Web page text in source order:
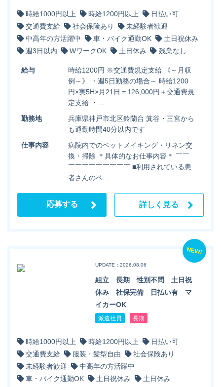
時給1000円以上 時給1200円以上
日払い可
交通費支給
社会保険あり
未経験者歓迎
中高年の方活躍中
車・バイク通勤OK
土日祝休み
週3日以内
WワークOK 土日休み 残業なし
給与
時給1200円 ※交通費規定支給 《～月収
例～》 ・週5日勤務の場合～ 時給1200
円×実5H×月21日＝126,000円＋交通費規
定支給 ・…
勤務地
兵庫県神戸市北区鈴蘭台 箕谷・三宮から
も通勤時間40分以内です
仕事内容
病院内でのベットメイキング・リネン交
換・掃除 ＊具体的なお仕事内容＊ ￣￣
￣￣￣￣￣￣￣￣￣ ■利用されている患
者さんのベ…
応募する 詳しく見る
NEW!
UPDATE：2026.08.06
組立 長期 性別不問 土日祝
休み 社保完備 日払い有 マ
イカーOK
派遣社員 長期
時給1000円以上 時給1200円以上
日払い可
交通費支給
服装・髪型自由
社会保険あり
未経験者歓迎
中高年の方活躍中
車・バイク通勤OK
土日祝休み
土日休み